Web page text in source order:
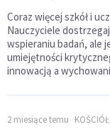
Coraz więcej szkół i
Nauczyciele
wspieraniu badań, ale
umiejętności
innowacją a
2 miesiące temu KOŚCIÓŁ